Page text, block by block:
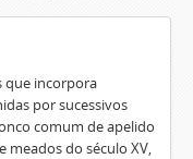
que incorpora
por sucessivos
comum de apelido
meados do século XV,